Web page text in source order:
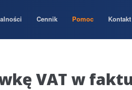
Cennik Pomoc Kontakt
VAT w